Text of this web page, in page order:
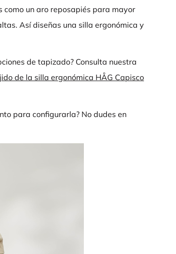
como un aro reposapiés para mayor
Así diseñas una silla ergonómica y
de tapizado? Consulta nuestra
de la silla ergonómica HÅG Capisco
para configurarla? No dudes en